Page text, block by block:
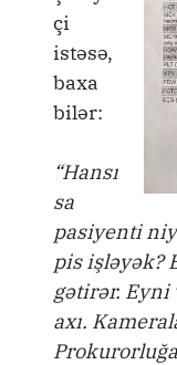
çi
istəsə,
baxa
bilər:
“Hansı
sa
pasiyenti
pis işləyək?
gətirər.
axı.